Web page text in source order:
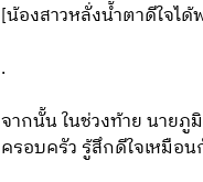
[น้องสาวหลั่งน้ำตาดีใจไ
.
จากนั้น ในช่วงท้าย นาย
ครอบครัว รู้สึกดีใจเหมือ